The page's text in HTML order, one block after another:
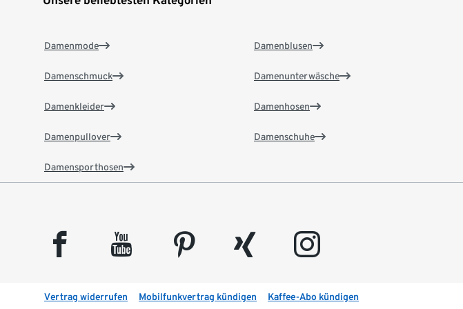
Damenmode
Damenschmuck
Damenkleider
Damenpullover
Damensporthosen
Damenblusen
Damenunterwäsche
Damenhosen
Damenschuhe
facebook youtube pinterest xing instagram
Vertrag widerrufen Mobilfunkvertrag kündigen Kaffee-Abo kündigen